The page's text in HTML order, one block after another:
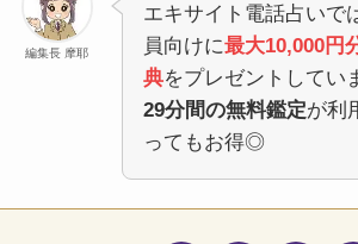
編集長 摩耶
エキサイト電話占いで
員向けに最大10,000円
典をプレゼントしてい
29分間の無料鑑定が利
ってもお得◎